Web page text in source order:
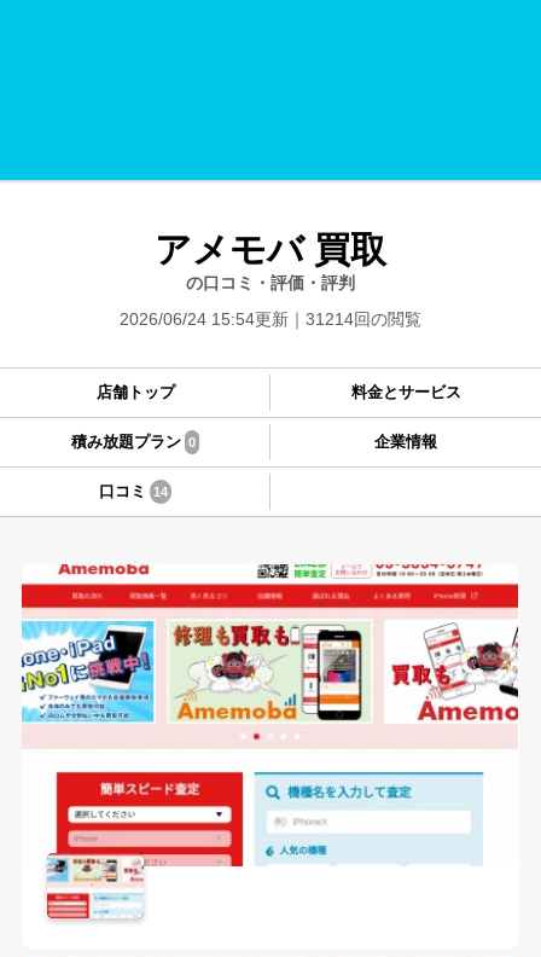
アメモバ 買取
の口コミ・評価・評判
2026/06/24 15:54更新
31214回の閲覧
店舗トップ 料金とサービス
積み放題プラン 0 企業情報
口コミ 14